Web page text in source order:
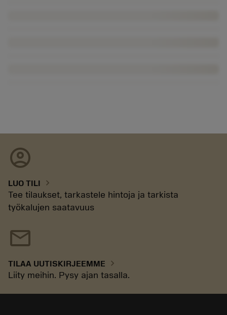
account_circle
LUO TILI chevron_right
Tee tilaukset, tarkastele hintoja ja tarkista
työkalujen saatavuus
mail
TILAA UUTISKIRJEEMME chevron_right
Liity meihin. Pysy ajan tasalla.